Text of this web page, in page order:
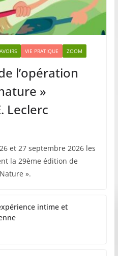
VIE PRATIQUE ZOOM
l’opération
»
Leclerc
et 27 septembre 2026 les
la 29ème édition de
».
intime et